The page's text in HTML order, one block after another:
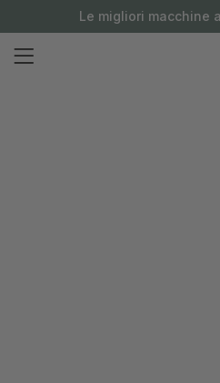
Le migliori macchine